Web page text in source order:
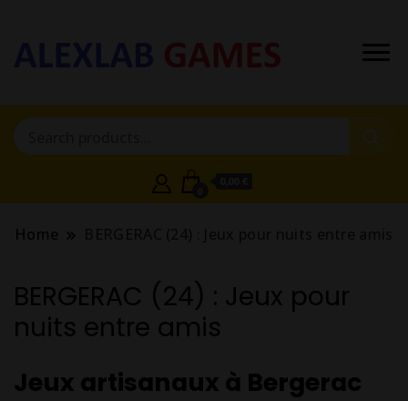
Home
BERGERAC (24) : Jeux pour
nuits entre amis
Jeux artisanaux à Bergerac